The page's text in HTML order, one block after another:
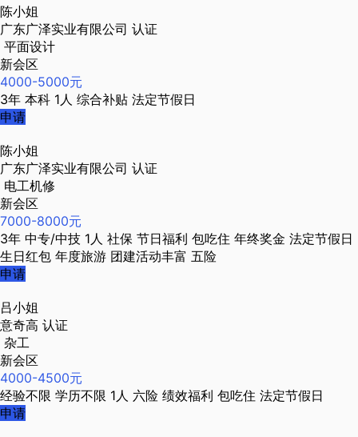
陈小姐
广东广泽实业有限公司 认证
平面设计
新会区
4000-5000元
3年 本科 1人 综合补贴 法定节假日
申请
陈小姐
广东广泽实业有限公司 认证
电工机修
新会区
7000-8000元
3年 中专/中技 1人 社保 节日福利 包吃住 年终奖金 法定节假日
生日红包 年度旅游 团建活动丰富 五险
申请
吕小姐
意奇高 认证
杂工
新会区
4000-4500元
经验不限 学历不限 1人 六险 绩效福利 包吃住 法定节假日
申请